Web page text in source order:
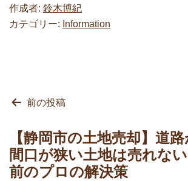
作成者: 鈴木博紀
カテゴリー: Information
投
ナ
ビ
ゲ
前の投稿
【静岡市の土地売却】道路
間口が狭い土地は売れな
前のプロの解決策